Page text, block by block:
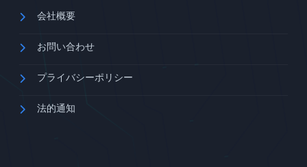
会社概要
お問い合わせ
プライバシーポリシー
法的通知